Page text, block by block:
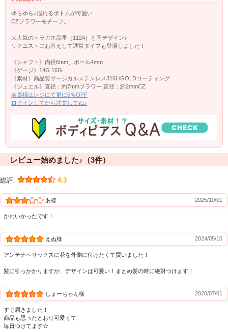
ゆらゆら♪揺れるボトムが可愛い
CZフラワーモチーフ。
大人気のトラガス品番［1124］と同デザイン♪
リクエストにお答えして通常タイプも登場しました！
《シャフト》内径6mm、ボール4mm
《ゲージ》14G 16G
《素材》高品質サージカルステンレス316L/GOLDコーティング
《ジュエル》直径：約7mmフラワー 直径：約2mmCZ
会員様はレジにて更に5％OFF
ログインしてから注文してね♪
レビュー始めました♪（3件）
総評: 4.3
あ様 2025/10/01
かわいかったです！
えぬ様 2024/05/10
アンテナヘリックスに花を外側に付けたくて買いました！
髪に引っかかりますが、デザインは可愛い！まとめ髪の時に絶対つけます！
しょーちゃん様 2020/07/01
すぐ届きました！
商品も思ったとおり可愛くて
毎日つけてます☆